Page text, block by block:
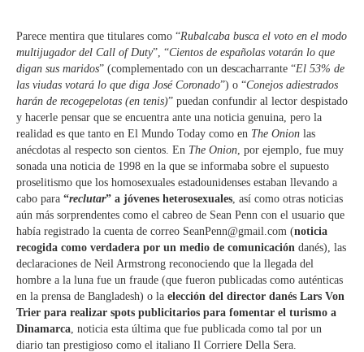
Parece mentira que titulares como “Rubalcaba busca el voto en el modo
multijugador del Call of Duty”, “Cientos de españolas votarán lo que
digan sus maridos” (complementado con un descacharrante “El 53% de
las viudas votará lo que diga José Coronado”) o “Conejos adiestrados
harán de recogepelotas (en tenis)” puedan confundir al lector despistado
y hacerle pensar que se encuentra ante una noticia genuina, pero la
realidad es que tanto en El Mundo Today como en The Onion las
anécdotas al respecto son cientos. En The Onion, por ejemplo, fue muy
sonada una noticia de 1998 en la que se informaba sobre el supuesto
proselitismo que los homosexuales estadounidenses estaban llevando a
cabo para “reclutar” a jóvenes heterosexuales, así como otras noticias
aún más sorprendentes como el cabreo de Sean Penn con el usuario que
había registrado la cuenta de correo SeanPenn@gmail.com (noticia
recogida como verdadera por un medio de comunicación danés), las
declaraciones de Neil Armstrong reconociendo que la llegada del
hombre a la luna fue un fraude (que fueron publicadas como auténticas
en la prensa de Bangladesh) o la elección del director danés Lars Von
Trier para realizar spots publicitarios para fomentar el turismo a
Dinamarca, noticia esta última que fue publicada como tal por un
diario tan prestigioso como el italiano Il Corriere Della Sera.